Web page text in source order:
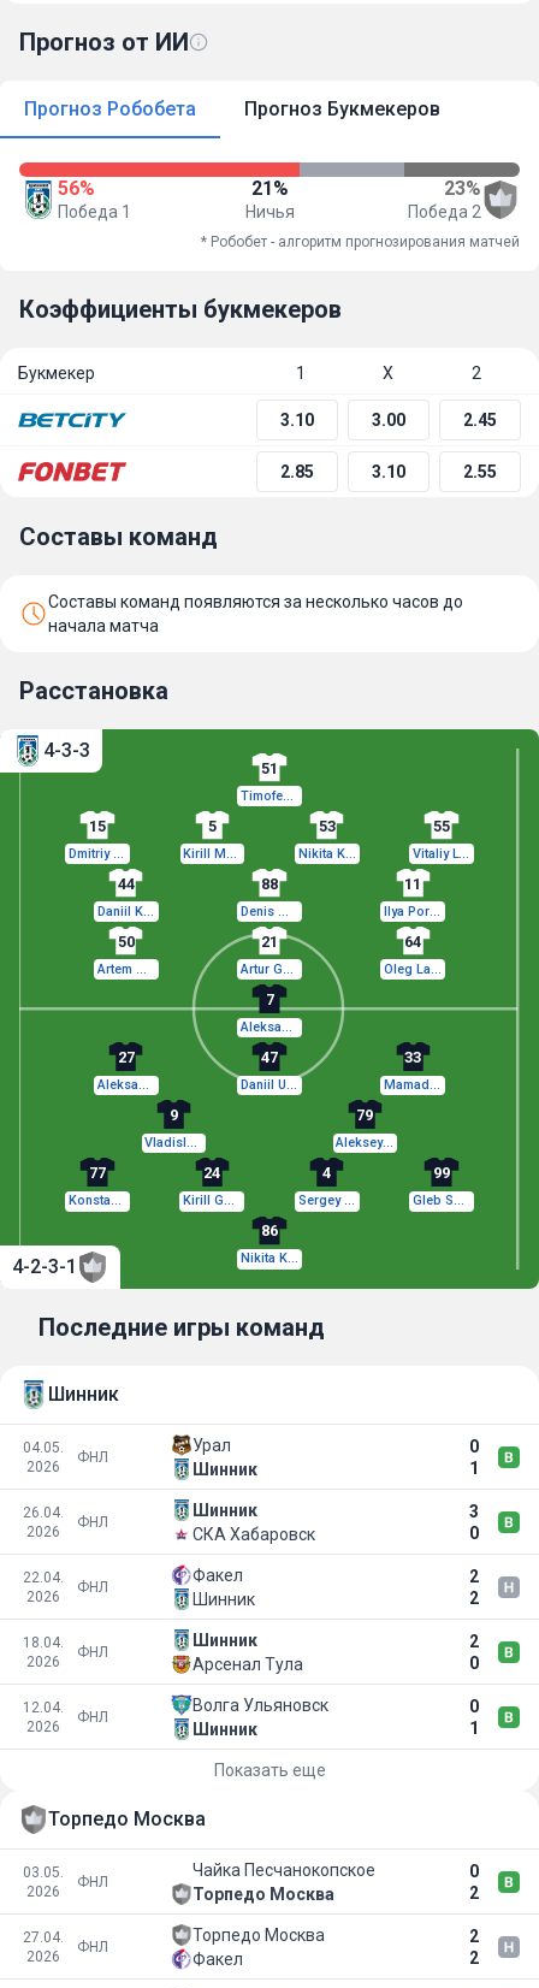
Прогноз от ИИ
Прогноз Робобета Прогноз Букмекеров
56%
Победа 1
21%
Ничья
23%
Победа 2
* Робобет - алгоритм прогнозирования матчей
Коэффициенты букмекеров
Букмекер 1 Х 2
3.10 3.00 2.45
2.85 3.10 2.55
Составы команд
Составы команд появляются за несколько часов до
начала матча
Расстановка
51
Timofey Mitrov
55
Vitaliy Lystsov
53
Nikita Kotin
5
Kirill Malyarov
15
Dmitriy Samoilov
11
Ilya Porokhov
88
Denis Mironov
44
Daniil Kornyushin
64
Oleg Lanin
21
Artur Galoyan
50
Artem Golubev
86
Nikita Korets
77
Konstantin Savichev
24
Kirill Gotsuk
4
Sergey Borodin
99
Gleb Shevchenko
9
Vladislav Shitov
79
Aleksey Kashtanov
27
Aleksandr Orekhov
47
Daniil Utkin
33
Mamadou Harouna Camara
7
Aleksandr Yushin
4-3-3
4-2-3-1
Последние игры команд
Шинник
04.05.
2026
ФНЛ
Урал
0
1
Шинник
26.04.
2026
ФНЛ
Шинник
3
0
СКА Хабаровск
22.04.
2026
ФНЛ
Факел
2
2
Шинник
18.04.
2026
ФНЛ
Шинник
2
0
Арсенал Тула
12.04.
2026
ФНЛ
Волга Ульяновск
0
1
Шинник
Показать еще
Торпедо Москва
03.05.
2026
ФНЛ
Чайка Песчанокопское
0
2
Торпедо Москва
27.04.
2026
ФНЛ
Торпедо Москва
2
2
Факел